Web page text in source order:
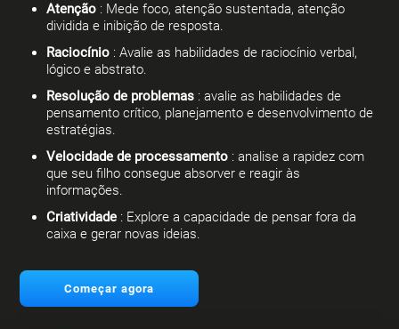
Atenção : Mede foco, atenção sustentada, atenção
dividida e inibição de resposta.
Raciocínio : Avalie as habilidades de raciocínio verbal,
lógico e abstrato.
Resolução de problemas : avalie as habilidades de
pensamento crítico, planejamento e desenvolvimento de
estratégias.
Velocidade de processamento : analise a rapidez com
que seu filho consegue absorver e reagir às
informações.
Criatividade : Explore a capacidade de pensar fora da
caixa e gerar novas ideias.
Começar agora